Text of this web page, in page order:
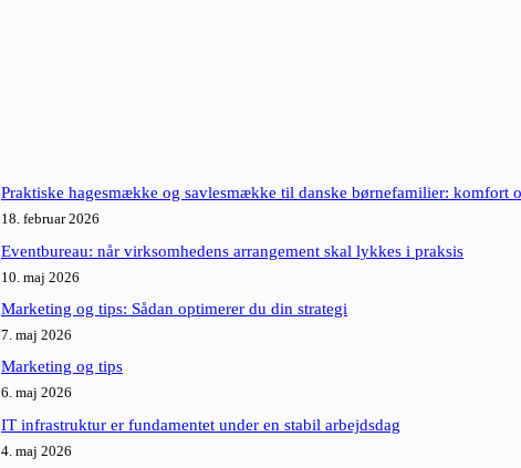
Praktiske hagesmække og savlesmække til danske børnefamilier: komfort
18. februar 2026
Eventbureau: når virksomhedens arrangement skal lykkes i praksis
10. maj 2026
Marketing og tips: Sådan optimerer du din strategi
7. maj 2026
Marketing og tips
6. maj 2026
IT infrastruktur er fundamentet under en stabil arbejdsdag
4. maj 2026